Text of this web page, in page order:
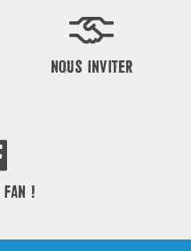
NOUS INVITER
FAN !